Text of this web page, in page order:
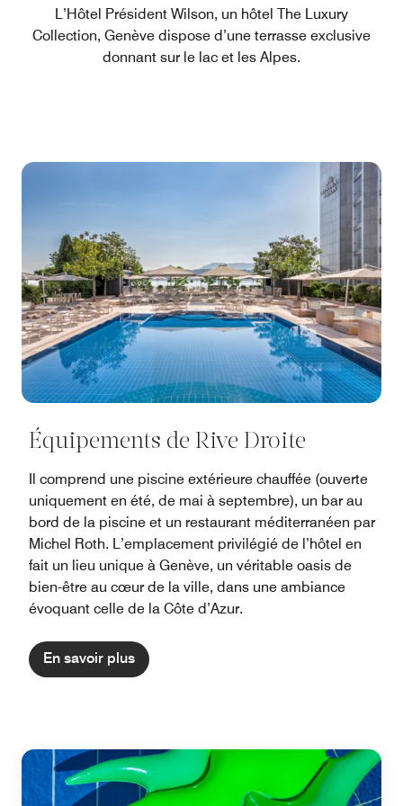
L’Hôtel Président Wilson, un hôtel The Luxury
Collection, Genève dispose d’une terrasse exclusive
donnant sur le lac et les Alpes.
Équipements de Rive Droite
Il comprend une piscine extérieure chauffée (ouverte
uniquement en été, de mai à septembre), un bar au
bord de la piscine et un restaurant méditerranéen par
Michel Roth. L’emplacement privilégié de l’hôtel en
fait un lieu unique à Genève, un véritable oasis de
bien-être au cœur de la ville, dans une ambiance
évoquant celle de la Côte d’Azur.
En savoir plus